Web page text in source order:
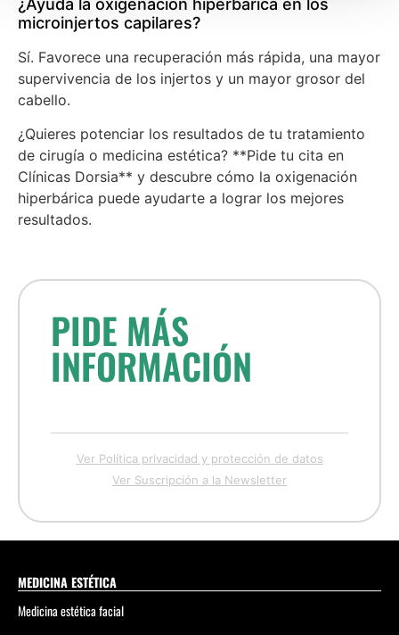
¿Ayuda la oxigenación hiperbárica en los
microinjertos capilares?
Sí. Favorece una recuperación más rápida, una mayor
supervivencia de los injertos y un mayor grosor del
cabello.
¿Quieres potenciar los resultados de tu tratamiento
de cirugía o medicina estética? **Pide tu cita en
Clínicas Dorsia** y descubre cómo la oxigenación
hiperbárica puede ayudarte a lograr los mejores
resultados.
PIDE MÁS
INFORMACIÓN
Ver Política privacidad y protección de datos
Ver Suscripción a la Newsletter
MEDICINA ESTÉTICA
Medicina estética facial